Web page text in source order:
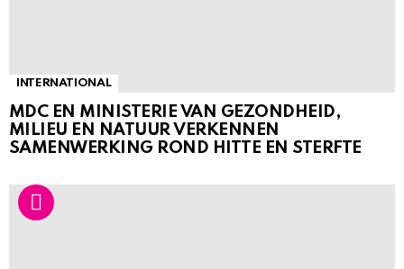
INTERNATIONAL
MDC EN MINISTERIE VAN GEZONDHEID,
MILIEU EN NATUUR VERKENNEN
SAMENWERKING ROND HITTE EN STERFTE